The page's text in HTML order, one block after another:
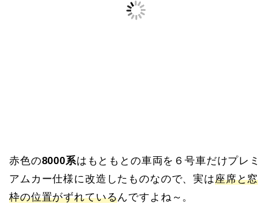
赤色の8000系はもともとの車両を６号車だけプレミ
アムカー仕様に改造したものなので、実は座席と窓
枠の位置がずれているんですよね～。